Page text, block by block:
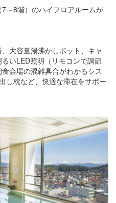
～8階）のハイフロアルームが
大容量湯沸かしポット、キャ
いLED照明（リモコンで調節
会場の混雑具合がわかるシス
し枕など、快適な滞在をサポー